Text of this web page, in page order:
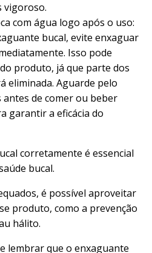
vigoroso.
com água logo após o uso:
bucal, evite enxaguar
Isso pode
produto, já que parte dos
eliminada. Aguarde pelo
de comer ou beber
garantir a eficácia do
corretamente é essencial
bucal.
é possível aproveitar
produto, como a prevenção
hálito.
lembrar que o enxaguante